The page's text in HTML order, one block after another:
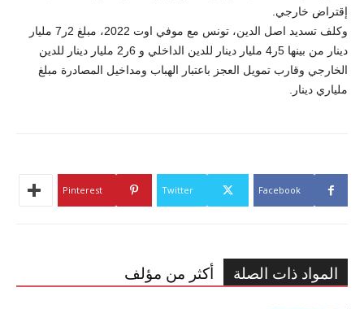
إقتراض خارجي.
وكلف تسديد اصل الدين، تونس مع موفي اوت 2022، مبلغ 2ر7 مليار
دينار من بينها 5ر4 مليار دينار للدين الداخلي و 6ر2 مليار دينار للدين
الخارجي وقارب تمويل العجز باعتبار الهباب ومداخيل المصادرة مبلغ
ملياري دينار.
Facebook
Twitter
Pinterest
المواد ذات الصلة أكثر من مؤلف